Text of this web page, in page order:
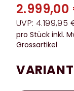
2.999,00
UVP: 4.199,95
pro Stück inkl.
Grossartikel